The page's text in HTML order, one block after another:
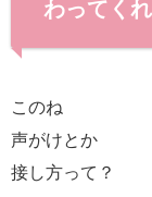
わってく
このね
声がけとか
接し方って？